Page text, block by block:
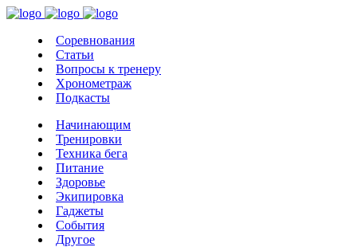
Соревнования
Статьи
Вопросы к тренеру
Хронометраж
Подкасты
Начинающим
Тренировки
Техника бега
Питание
Здоровье
Экипировка
Гаджеты
События
Другое